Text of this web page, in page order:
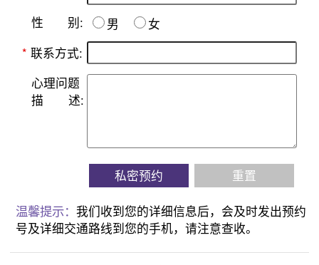
性 别: 男
女
* 联系方式:
心理问题
描
述:
私密预约 重置
温馨提示：我们收到您的详细信息后，会及时发出预约
号及详细交通路线到您的手机，请注意查收。